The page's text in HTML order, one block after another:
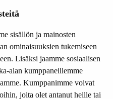
sisällön ja mainosten
ominaisuuksien tukemiseen
Lisäksi jaamme sosiaalisen
alan kumppaneillemme
Kumppanimme voivat
joita olet antanut heille tai